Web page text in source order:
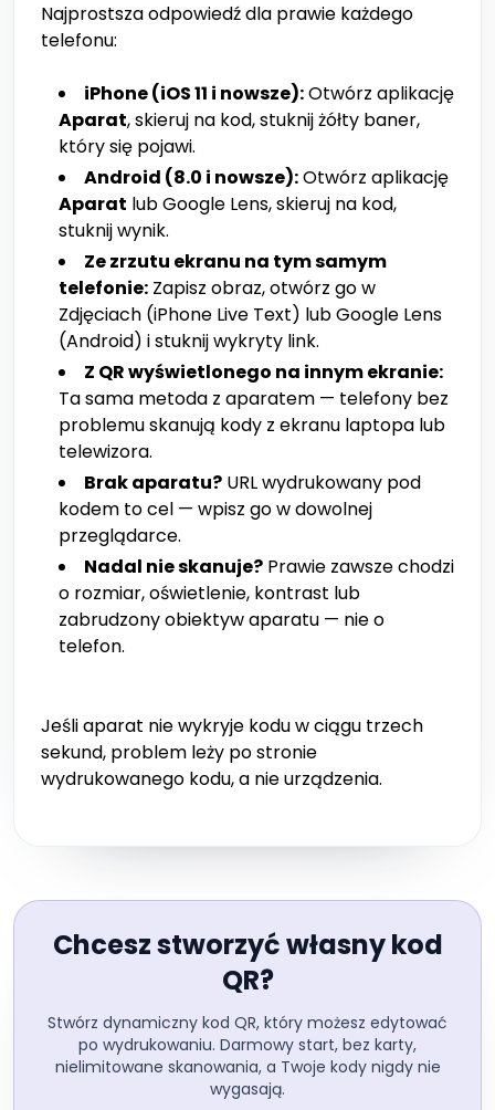
Najprostsza odpowiedź dla prawie każdego
telefonu:
iPhone (iOS 11 i nowsze):Otwórz aplikację
Aparat, skieruj na kod, stuknij żółty baner,
który się pojawi.
Android (8.0 i nowsze):Otwórz aplikację
Aparat lub Google Lens, skieruj na kod,
stuknij wynik.
Ze zrzutu ekranu na tym samym
telefonie: Zapisz obraz, otwórz go w
Zdjęciach (iPhone Live Text) lub Google Lens
(Android) i stuknij wykryty link.
Z QR wyświetlonego na innym ekranie:
Ta sama metoda z aparatem — telefony bez
problemu skanują kody z ekranu laptopa lub
telewizora.
Brak aparatu? URL wydrukowany pod
kodem to cel — wpisz go w dowolnej
przeglądarce.
Nadal nie skanuje? Prawie zawsze chodzi
o rozmiar, oświetlenie, kontrast lub
zabrudzony obiektyw aparatu — nie o
telefon.
Jeśli aparat nie wykryje kodu w ciągu trzech
sekund, problem leży po stronie
wydrukowanego kodu, a nie urządzenia.
Chcesz stworzyć własny kod
QR?
Stwórz dynamiczny kod QR, który możesz edytować
po wydrukowaniu. Darmowy start, bez karty,
nielimitowane skanowania, a Twoje kody nigdy nie
wygasają.